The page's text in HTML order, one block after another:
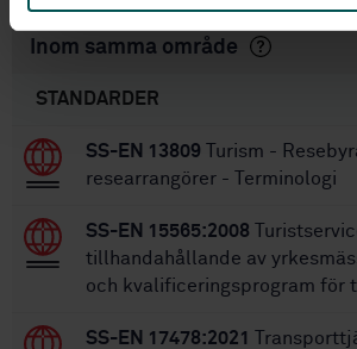
Inom samma område
STANDARDER
SS-EN 13809 Turism -
researrangörer - Terminologi
SS-EN 15565:2008
tillhandahållande av
och kvalificeringsprogram för
SS-EN 17478:2021